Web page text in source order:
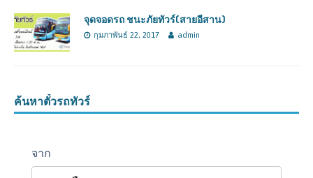
จุดจอดรถ ชนะภัยทัวร์(สายอีสาน)
กุมภาพันธ์ 22, 2017 admin
ค้นหาตั๋วรถทัวร์